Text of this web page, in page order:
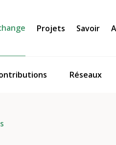
Réseaux
Projets Savoir